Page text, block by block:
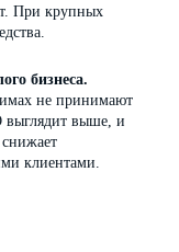
При крупных
бизнеса.
не принимают
выше, и
клиентами.